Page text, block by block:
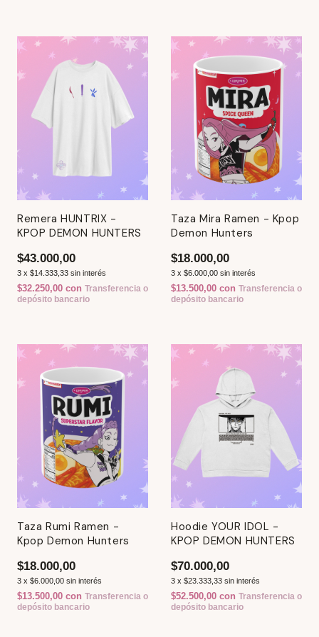
Remera HUNTRIX -
KPOP DEMON HUNTERS
$43.000,00
3 x $14.333,33 sin interés
$32.250,00 con Transferencia o
depósito bancario
Taza Mira Ramen - Kpop
Demon Hunters
$18.000,00
3 x $6.000,00 sin interés
$13.500,00 con Transferencia o
depósito bancario
Taza Rumi Ramen -
Kpop Demon Hunters
$18.000,00
3 x $6.000,00 sin interés
$13.500,00 con Transferencia o
depósito bancario
Hoodie YOUR IDOL -
KPOP DEMON HUNTERS
$70.000,00
3 x $23.333,33 sin interés
$52.500,00 con Transferencia o
depósito bancario